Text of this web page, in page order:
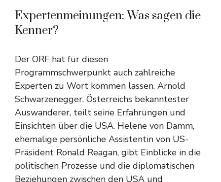
Expertenmeinungen: Was sagen die
Kenner?
Der ORF hat für diesen
Programmschwerpunkt auch zahlreiche
Experten zu Wort kommen lassen. Arnold
Schwarzenegger, Österreichs bekanntester
Auswanderer, teilt seine Erfahrungen und
Einsichten über die USA. Helene von Damm,
ehemalige persönliche Assistentin von US-
Präsident Ronald Reagan, gibt Einblicke in die
politischen Prozesse und die diplomatischen
Beziehungen zwischen den USA und